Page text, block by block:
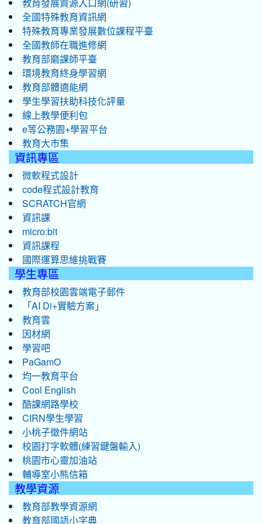
教育發展資源入口網(研習)
全國特殊教育資訊網
特殊教育專業發展數位課程平臺
全國教師在職進修網
教育部磨課師平臺
環境教育終身學習網
教育部體適能網
學生學習扶助科技化評量
線上教學便利包
e等公務園+學習平台
教育大市集
資訊專區
微軟程式設計
code程式設計教育
SCRATCH官網
資訊課
micro:bit
資訊課程
國際運算思維挑戰賽
學生專區
教育部校園雲端電子郵件
「AI Di+實驗方案」
教育雲
因材網
學習吧
PaGamO
均一教育平台
Cool English
酷課網路學校
CIRN學生學習
小桃子徵件網站
校園打字軟體(練習鍵盤輸入)
桃園市心靈加油站
輔導室小熊信箱
教學資源
教育部教學資源網
教育部國語小字典